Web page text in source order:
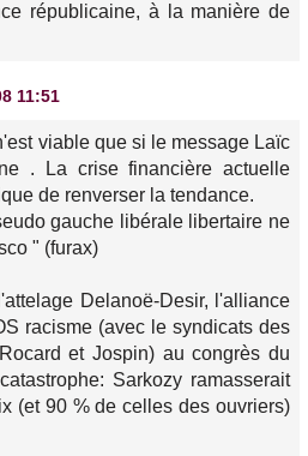
républicaine, à la manière de
11:51
viable que si le message Laïc
. La crise financière actuelle
de renverser la tendance.
gauche libérale libertaire ne
" (furax)
Delanoë-Desir, l'alliance
racisme (avec le syndicats des
et Jospin) au congrès du
Sarkozy ramasserait
(et 90 % de celles des ouvriers)